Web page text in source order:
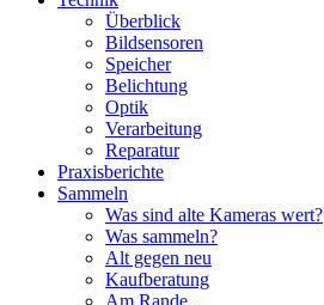
Überblick
Bildsensoren
Speicher
Belichtung
Optik
Verarbeitung
Reparatur
Praxisberichte
Sammeln
Was sind alte Kameras wert?
Was sammeln?
Alt gegen neu
Kaufberatung
Am Rande...